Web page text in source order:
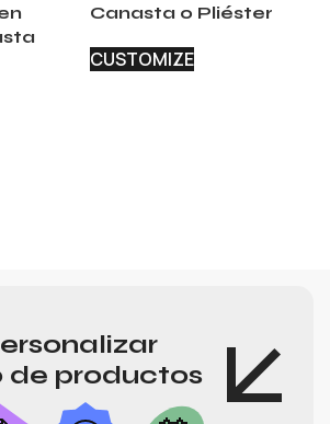
Canasta o Pliéster
CUSTOMIZE
de productos